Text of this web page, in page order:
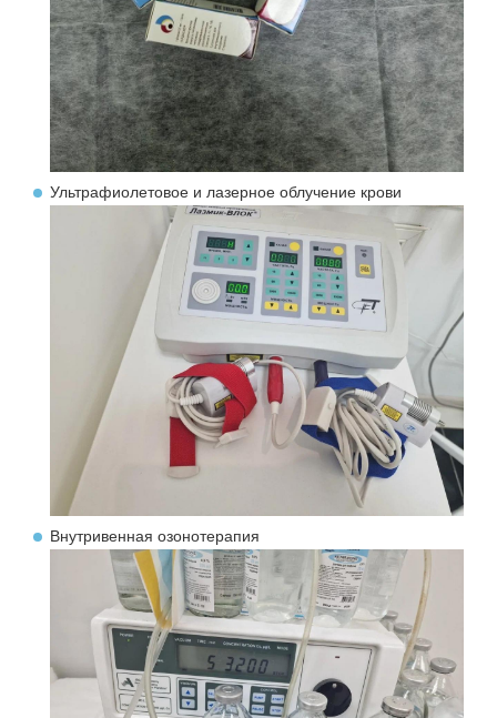
Ультрафиолетовое и лазерное облучение крови
Внутривенная озонотерапия